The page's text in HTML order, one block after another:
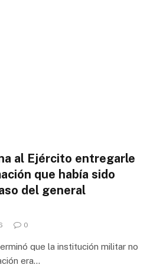
al Ejército entregarle
que había sido
del general
0
que la institución militar no
era…